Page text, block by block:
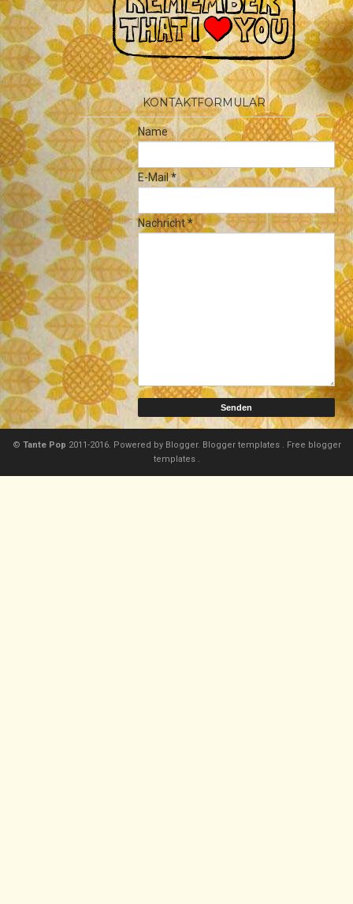
KONTAKTFORMULAR
Name
E-Mail*
Nachricht*
© Tante Pop 2011-2016. Powered by Blogger. Blogger templates . Free blogger
templates .